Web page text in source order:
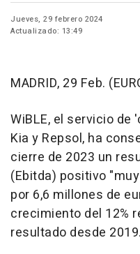
Jueves, 29 febrero 2024
Actualizado: 13:49
MADRID, 29 Feb.
WiBLE, el servicio
Kia y Repsol, ha
cierre de 2023 un
(Ebitda) positivo
por 6,6 millones de
crecimiento del 12%
resultado desde 2019.